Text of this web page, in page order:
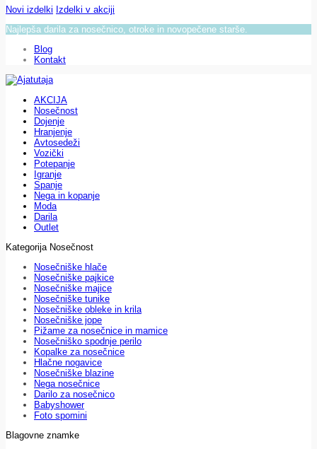
Novi izdelki Izdelki v akciji
Najlepša darila za nosečnico, otroke in novopečene starše.
Blog
Kontakt
AKCIJA
Nosečnost
Dojenje
Hranjenje
Avtosedeži
Vozički
Potepanje
Igranje
Spanje
Nega in kopanje
Moda
Darila
Outlet
Kategorija Nosečnost
Nosečniške hlače
Nosečniške pajkice
Nosečniške majice
Nosečniške tunike
Nosečniške obleke in krila
Nosečniške jope
Pižame za nosečnice in mamice
Nosečniško spodnje perilo
Kopalke za nosečnice
Hlačne nogavice
Nosečniške blazine
Nega nosečnice
Darilo za nosečnico
Babyshower
Foto spomini
Blagovne znamke